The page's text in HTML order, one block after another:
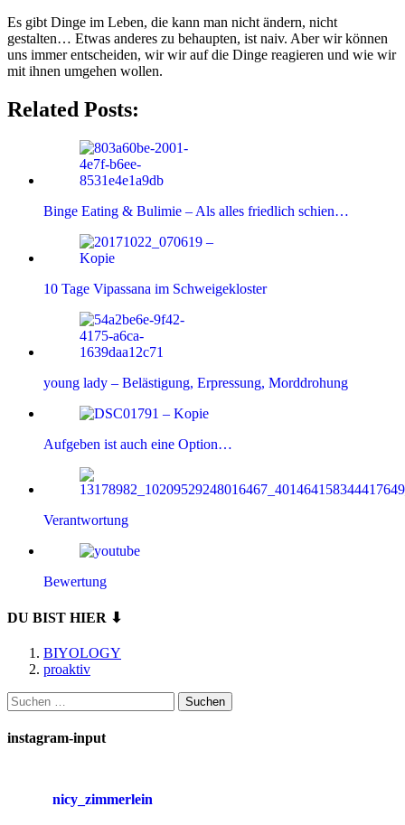
Es gibt Dinge im Leben, die kann man nicht ändern, nicht
gestalten… Etwas anderes zu behaupten, ist naiv. Aber wir können
uns immer entscheiden, wir wir auf die Dinge reagieren und wie wir
mit ihnen umgehen wollen.
Related Posts:
Binge Eating & Bulimie – Als alles friedlich schien…
10 Tage Vipassana im Schweigekloster
young lady – Belästigung, Erpressung, Morddrohung
Aufgeben ist auch eine Option…
Verantwortung
Bewertung
DU BIST HIER ⬇
BIYOLOGY
proaktiv
Suchen
nach:
instagram-input
nicy_zimmerlein